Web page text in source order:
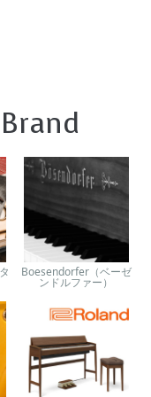
Boesendorfer（ベーゼ
ンドルファー）